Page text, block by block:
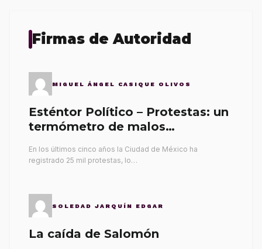
Firmas de Autoridad
MIGUEL ÁNGEL CASIQUE OLIVOS
Esténtor Político – Protestas: un
termómetro de malos
En los últimos cinco años la Ciudad de México ha
registrado 25 mil protestas, lo…
SOLEDAD JARQUÍN EDGAR
La caída de Salomón